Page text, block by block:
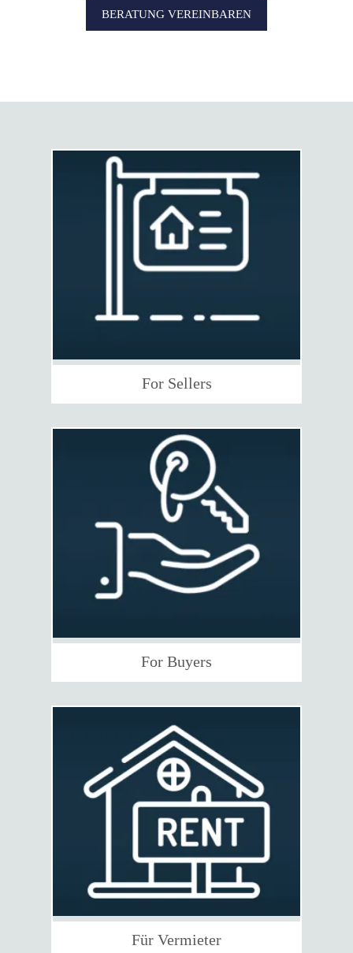
BERATUNG VEREINBAREN
For Sellers
For Buyers
Für Vermieter